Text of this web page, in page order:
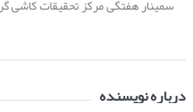
درباره نویسنده